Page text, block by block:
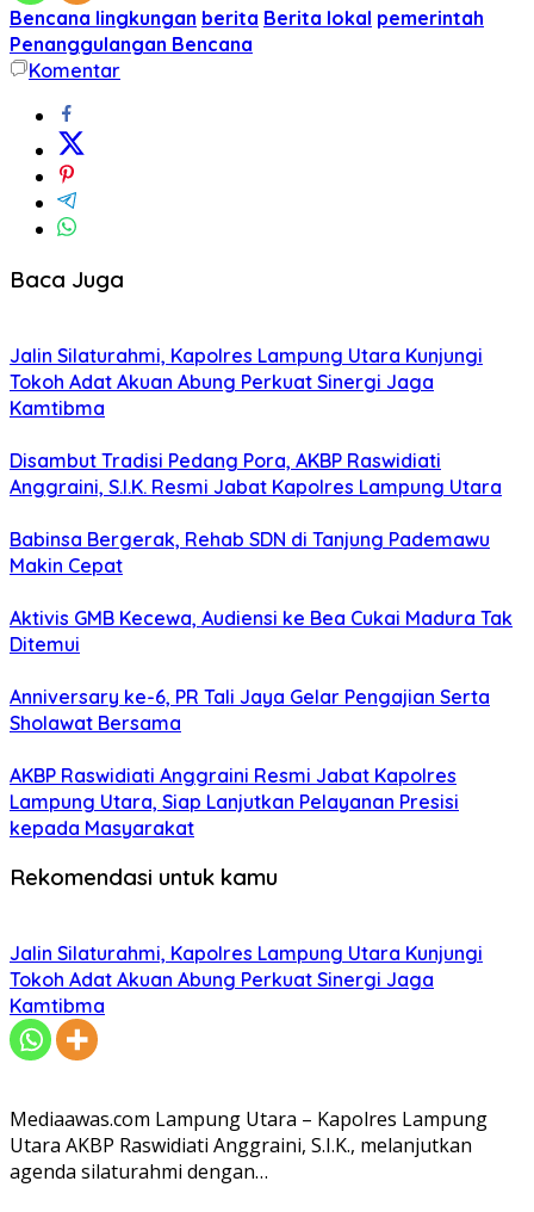
Bencana lingkungan berita Berita lokal pemerintah
Penanggulangan Bencana
Komentar
Baca Juga
Jalin Silaturahmi, Kapolres Lampung Utara Kunjungi
Tokoh Adat Akuan Abung Perkuat Sinergi Jaga
Kamtibma
Disambut Tradisi Pedang Pora, AKBP Raswidiati
Anggraini, S.I.K. Resmi Jabat Kapolres Lampung Utara
Babinsa Bergerak, Rehab SDN di Tanjung Pademawu
Makin Cepat
Aktivis GMB Kecewa, Audiensi ke Bea Cukai Madura Tak
Ditemui
Anniversary ke-6, PR Tali Jaya Gelar Pengajian Serta
Sholawat Bersama
AKBP Raswidiati Anggraini Resmi Jabat Kapolres
Lampung Utara, Siap Lanjutkan Pelayanan Presisi
kepada Masyarakat
Rekomendasi untuk kamu
Jalin Silaturahmi, Kapolres Lampung Utara Kunjungi
Tokoh Adat Akuan Abung Perkuat Sinergi Jaga
Kamtibma
Mediaawas.com Lampung Utara – Kapolres Lampung
Utara AKBP Raswidiati Anggraini, S.I.K., melanjutkan
agenda silaturahmi dengan…